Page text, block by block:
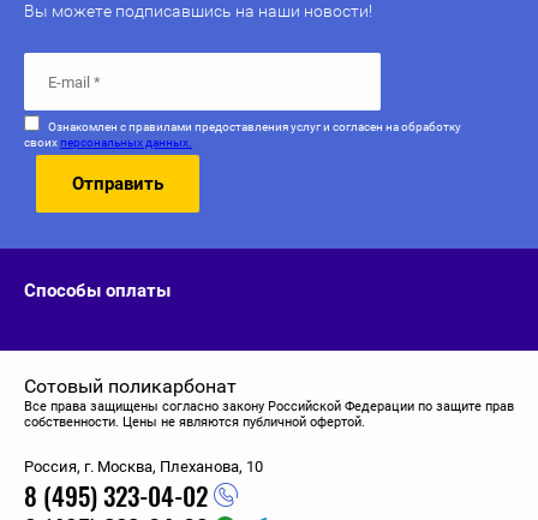
Вы можете подписавшись на наши новости!
Ознакомлен с правилами предоставления услуг и согласен на обработку
своихперсональных данных.
Отправить
Способы оплаты
Сотовый поликарбонат
Все права защищены согласно закону Российской Федерации по защите прав
собственности. Цены не являются публичной офертой.
Россия, г. Москва, Плеханова, 10
8 (495) 323-04-02